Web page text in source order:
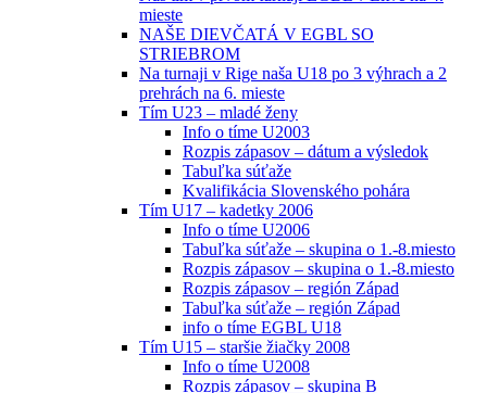
mieste
NAŠE DIEVČATÁ V EGBL SO
STRIEBROM
Na turnaji v Rige naša U18 po 3 výhrach a 2
prehrách na 6. mieste
Tím U23 – mladé ženy
Info o tíme U2003
Rozpis zápasov – dátum a výsledok
Tabuľka súťaže
Kvalifikácia Slovenského pohára
Tím U17 – kadetky 2006
Info o tíme U2006
Tabuľka súťaže – skupina o 1.-8.miesto
Rozpis zápasov – skupina o 1.-8.miesto
Rozpis zápasov – región Západ
Tabuľka súťaže – región Západ
info o tíme EGBL U18
Tím U15 – staršie žiačky 2008
Info o tíme U2008
Rozpis zápasov – skupina B